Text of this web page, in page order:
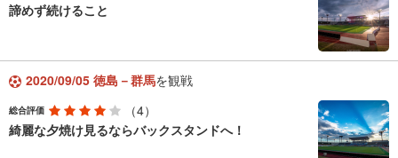
諦めず続けること
2020/09/05 徳島－群馬を観戦
総合評価
（4）
綺麗な夕焼け見るならバックスタンドへ！